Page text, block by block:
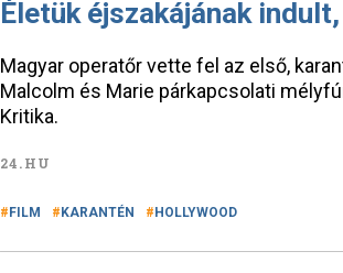
Életük éjszakájának
Magyar operatőr vette fel az első,
Malcolm és Marie párkapcsolati
Kritika.
24.HU
FILM KARANTÉN HOLLYWOOD